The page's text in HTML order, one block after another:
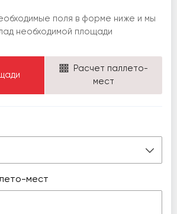
поля в форме ниже и мы
необходимой площади
Расчет паллето-
мест
мест